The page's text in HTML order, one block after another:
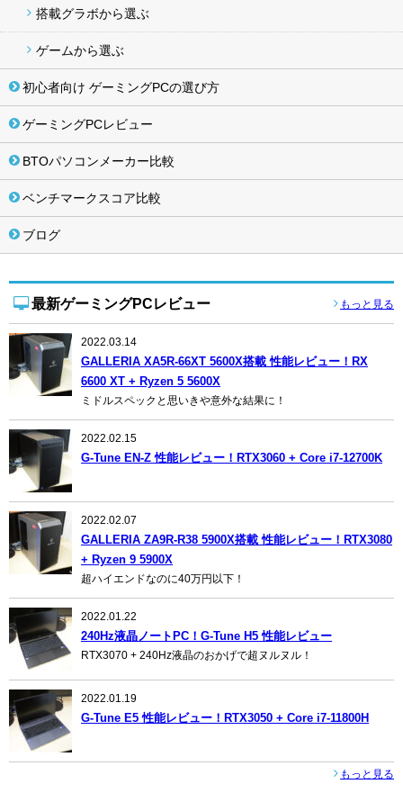
搭載グラボから選ぶ
ゲームから選ぶ
初心者向け ゲーミングPCの選び方
ゲーミングPCレビュー
BTOパソコンメーカー比較
ベンチマークスコア比較
ブログ
最新ゲーミングPCレビュー もっと見る
2022.03.14
GALLERIA XA5R-66XT 5600X搭載 性能レビュー！RX
6600 XT + Ryzen 5 5600X
ミドルスペックと思いきや意外な結果に！
2022.02.15
G-Tune EN-Z 性能レビュー！RTX3060 + Core i7-12700K
2022.02.07
GALLERIA ZA9R-R38 5900X搭載 性能レビュー！RTX3080
+ Ryzen 9 5900X
超ハイエンドなのに40万円以下！
2022.01.22
240Hz液晶ノートPC！G-Tune H5 性能レビュー
RTX3070 + 240Hz液晶のおかげで超ヌルヌル！
2022.01.19
G-Tune E5 性能レビュー！RTX3050 + Core i7-11800H
もっと見る